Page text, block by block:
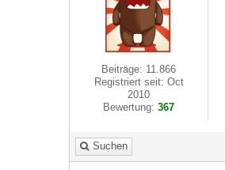
Beiträge: 11.866
Registriert seit: Oct
2010
Bewertung:367
Suchen